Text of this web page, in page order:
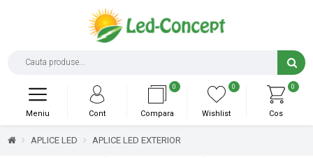
0
Cos
0
Wishlist
0
Compara
Cont
Meniu
APLICE LED APLICE LED EXTERIOR